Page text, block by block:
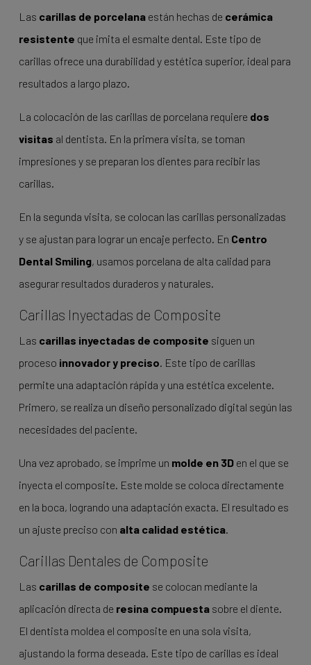
Las carillas de porcelanaestán hechas de cerámica
resistente que imita el esmalte dental. Este tipo de
carillas ofrece una durabilidad y estética superior, ideal para
resultados a largo plazo.
La colocación de las carillas de porcelana requiere dos
visitas al dentista. En la primera visita, se toman
impresiones y se preparan los dientes para recibir las
carillas.
En la segunda visita, se colocan las carillas personalizadas
y se ajustan para lograr un encaje perfecto. En Centro
Dental Smiling, usamos porcelana de alta calidad para
asegurar resultados duraderos y naturales.
Carillas Inyectadas de Composite
Las carillas inyectadas de composite siguen un
proceso innovador y preciso. Este tipo de carillas
permite una adaptación rápida y una estética excelente.
Primero, se realiza un diseño personalizado digital según las
necesidades del paciente.
Una vez aprobado, se imprime un molde en 3Den el que se
inyecta el composite. Este molde se coloca directamente
en la boca, logrando una adaptación exacta. El resultado es
un ajuste preciso con alta calidad estética.
Carillas Dentales de Composite
Las carillas de composite se colocan mediante la
aplicación directa de resina compuestasobre el diente.
El dentista moldea el composite en una sola visita,
ajustando la forma deseada. Este tipo de carillas es ideal